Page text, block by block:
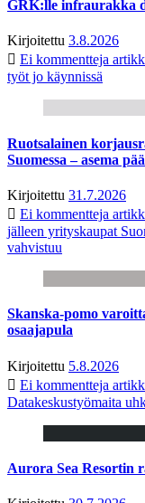
GRK:lle infraurakka
Kirjoitettu 3.8.2026
Ei kommentteja
työt jo käynnissä
Ruotsalainen
Suomessa – asema
Kirjoitettu 31.7.2026
Ei kommentteja
jälleen yrityskaupat
vahvistuu
Skanska-pomo
osaajapula
Kirjoitettu 5.8.2026
Ei kommentteja
Datakeskustyömaita
Aurora Sea Resortin